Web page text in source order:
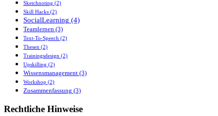
Sketchnoting (2)
Skill Hacks (2)
SocialLearning (4)
Teamlernen (3)
Text-To-Speech (2)
Thesen (2)
Trainingsdesign (2)
Upskilling (2)
Wissensmanagement (3)
Workshop (2)
Zusammenfassung (3)
Rechtliche Hinweise